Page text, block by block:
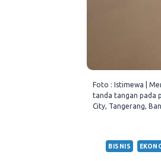
Foto : Istimewa |
tanda tangan pada
City, Tangerang,
BISNIS